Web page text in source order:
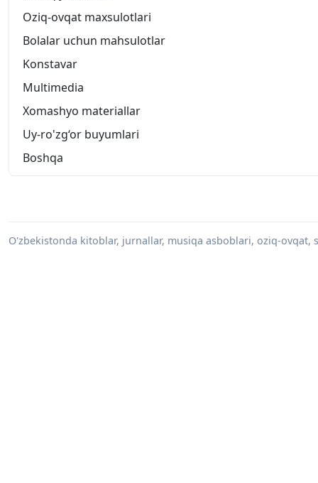
Oziq-ovqat maxsulotlari
Bolalar uchun mahsulotlar
Konstavar
Multimedia
Xomashyo materiallar
Uy-ro'zg‘or buyumlari
Boshqa
O'zbekistonda kitoblar, jurnallar, musiqa asboblari, oziq-